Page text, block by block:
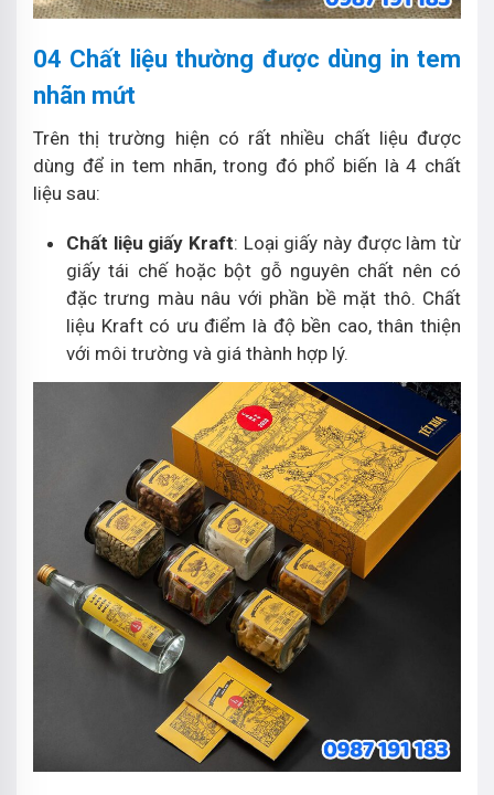
04 Chất liệu thường được dùng in tem
nhãn mứt
Trên thị trường hiện có rất nhiều chất liệu được
dùng để in tem nhãn, trong đó phổ biến là 4 chất
liệu sau:
Chất liệu giấy Kraft: Loại giấy này được làm từ
giấy tái chế hoặc bột gỗ nguyên chất nên có
đặc trưng màu nâu với phần bề mặt thô. Chất
liệu Kraft có ưu điểm là độ bền cao, thân thiện
với môi trường và giá thành hợp lý.